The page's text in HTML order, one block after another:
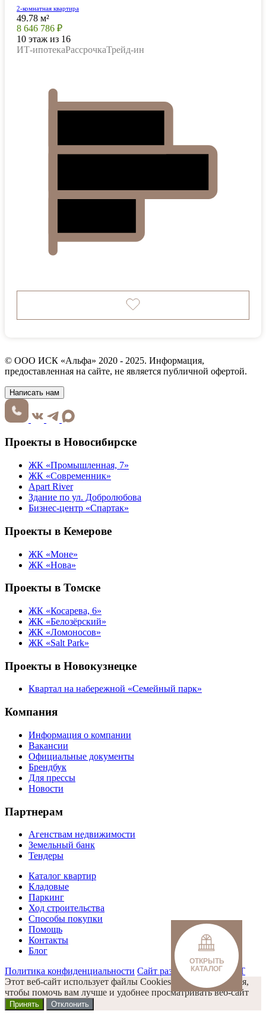
ОТКРЫТЬ
КАТАЛОГ
2-комнатная квартира
49.78 м²
8 646 786 ₽
10 этаж из 16
ИТ-ипотекаРассрочкаТрейд-ин
© ООО ИСК «Альфа» 2020 - 2025. Информация,
предоставленная на сайте, не является публичной офертой.
Написать нам
Проекты в Новосибирске
ЖК «Промышленная, 7»
ЖК «Современник»
Apart River
Здание по ул. Добролюбова
Бизнес-центр «Спартак»
Проекты в Кемерове
ЖК «Моне»
ЖК «Нова»
Проекты в Томске
ЖК «Косарева, 6»
ЖК «Белозёрский»
ЖК «Ломоносов»
ЖК «Salt Park»
Проекты в Новокузнецке
Квартал на набережной «Семейный парк»
Компания
Информация о компании
Вакансии
Официальные документы
Брендбук
Для прессы
Новости
Партнерам
Агенствам недвижимости
Земельный банк
Тендеры
Каталог квартир
Кладовые
Паркинг
Ход строительства
Способы покупки
Помощь
Контакты
Блог
Политика конфиденциальности Сайт разработан Omega IT
Этот веб-сайт использует файлы Cookies и другие решения,
чтобы помочь вам лучше и удобнее просматривать веб-сайт
Принять Отклонить